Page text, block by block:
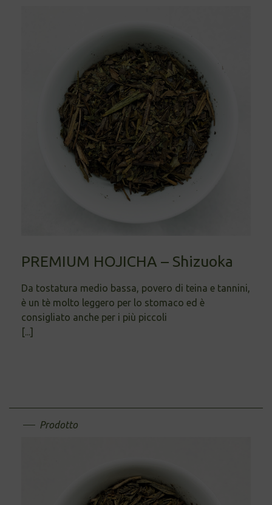
PREMIUM HOJICHA – Shizuoka
Da tostatura medio bassa, povero di teina e tannini,
è un tè molto leggero per lo stomaco ed è
consigliato anche per i più piccoli
[...]
Prodotto